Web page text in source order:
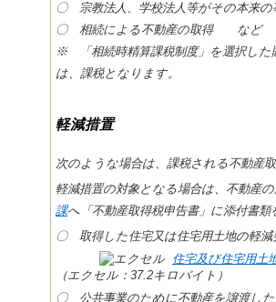
〇 宗教法人、学校法人等がその本来
〇 相続による不動産の取得 など
※ 「相続時精算課税制度」を選択した
は、課税となります。
軽減措置
次のような場合は、課税される不動産
軽減措置の対象となる場合は、不動産
課へ「不動産取得税申告書」に添付書
〇 取得した住宅又は住宅用土地の軽減
住宅及び住宅用土
（エクセル：37.2キロバイト）
〇 公共事業のために不動産を譲渡し